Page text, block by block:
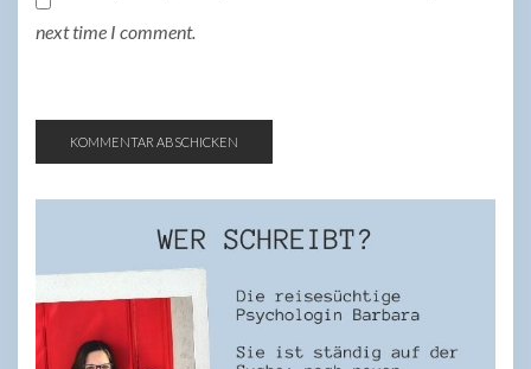
next time I comment.